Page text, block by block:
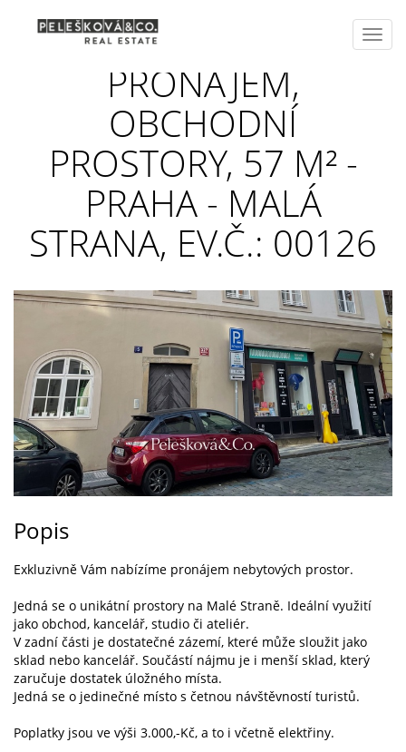
PRONÁJEM,
OBCHODNÍ
PROSTORY, 57 M² -
PRAHA - MALÁ
STRANA, EV.Č.: 00126
Popis
Exkluzivně Vám nabízíme pronájem nebytových prostor.
Jedná se o unikátní prostory na Malé Straně. Ideální využití
jako obchod, kancelář, studio či ateliér.
V zadní části je dostatečné zázemí, které může sloužit jako
sklad nebo kancelář. Součástí nájmu je i menší sklad, který
zaručuje dostatek úložného místa.
Jedná se o jedinečné místo s četnou návštěvností turistů.
Poplatky jsou ve výši 3.000,-Kč, a to i včetně elektřiny.